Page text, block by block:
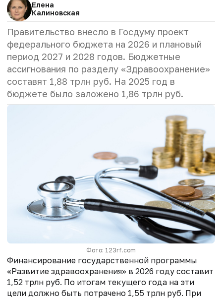
Елена
Калиновская
Правительство внесло в Госдуму проект
федерального бюджета на 2026 и плановый
период 2027 и 2028 годов. Бюджетные
ассигнования по разделу «Здравоохранение»
составят 1,88 трлн руб. На 2025 год в
бюджете было заложено 1,86 трлн руб.
Фото: 123rf.com
Финансирование государственной программы
«Развитие здравоохранения» в 2026 году составит
1,52 трлн руб. По итогам текущего года на эти
цели должно быть потрачено 1,55 трлн руб. При